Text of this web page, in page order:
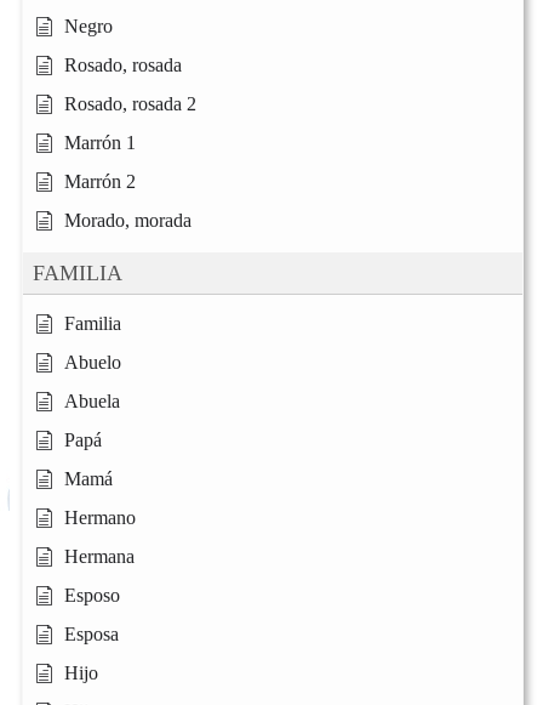
Negro
Rosado, rosada
Rosado, rosada 2
Marrón 1
Marrón 2
Morado, morada
FAMILIA
Familia
Abuelo
Abuela
Papá
Mamá
Hermano
Hermana
Esposo
Esposa
Hijo